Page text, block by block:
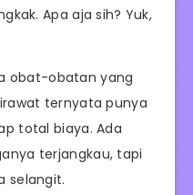
Apa aja sih? Yuk,
obat-obatan yang
ternyata punya
total biaya. Ada
terjangkau, tapi
selangit.